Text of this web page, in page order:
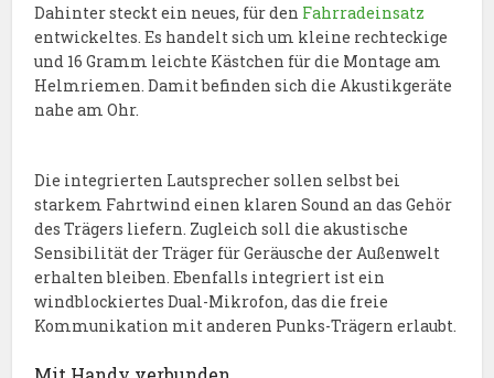
Dahinter steckt ein neues, für den Fahrradeinsatz
entwickeltes. Es handelt sich um kleine rechteckige
und 16 Gramm leichte Kästchen für die Montage am
Helmriemen. Damit befinden sich die Akustikgeräte
nahe am Ohr.
Die integrierten Lautsprecher sollen selbst bei
starkem Fahrtwind einen klaren Sound an das Gehör
des Trägers liefern. Zugleich soll die akustische
Sensibilität der Träger für Geräusche der Außenwelt
erhalten bleiben. Ebenfalls integriert ist ein
windblockiertes Dual-Mikrofon, das die freie
Kommunikation mit anderen Punks-Trägern erlaubt.